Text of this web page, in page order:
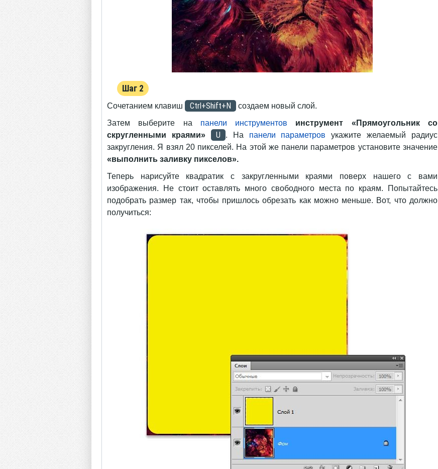
Шаг 2
Сочетанием клавиш Ctrl+Shift+N
создаем новый слой.
Затем выберите на панели инструментов
инструмент «Прямоугольник со
скругленными краями»
U . На панели параметров укажите желаемый радиус
закругления. Я взял 20 пикселей. На этой же панели параметров установите значение
«выполнить заливку пикселов».
Теперь нарисуйте квадратик с закругленными краями поверх нашего с вами
изображения. Не стоит оставлять много свободного места по краям. Попытайтесь
подобрать размер так, чтобы пришлось обрезать как можно меньше. Вот, что должно
получиться: